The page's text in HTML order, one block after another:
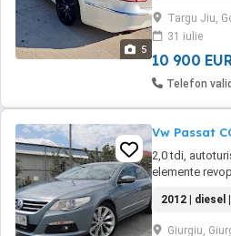
5
lane assist -
frânează
-scaune
Targu Jiu,
31 iulie
10 900 EUR
Telefon
Vw Passat
2,0 tdi,
elemente
rezervarea
2012 | diesel
Giurgiu,